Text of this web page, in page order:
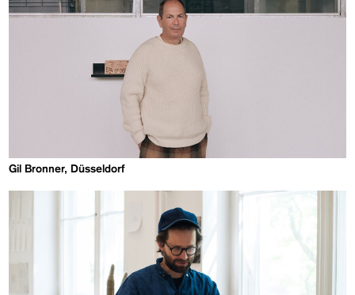
Gil Bronner, Düsseldorf